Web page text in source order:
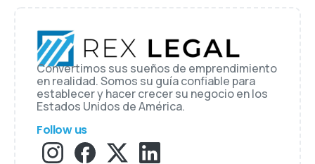
Convertimos sus sueños de emprendimiento
en realidad. Somos su guía confiable para
establecer y hacer crecer su negocio en los
Estados Unidos de América.
Follow us